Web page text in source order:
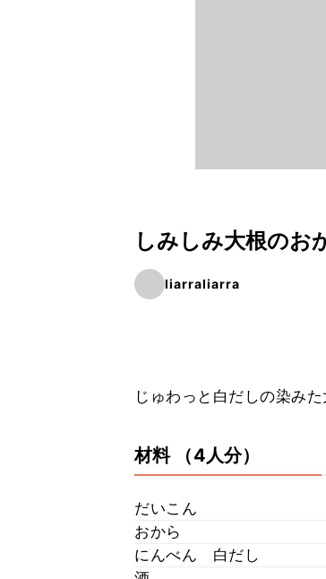
しみしみ大根のお
liarraliarra
じゅわっと白だしの染み
材料 （4人分）
だいこん
おから
にんべん 白だし